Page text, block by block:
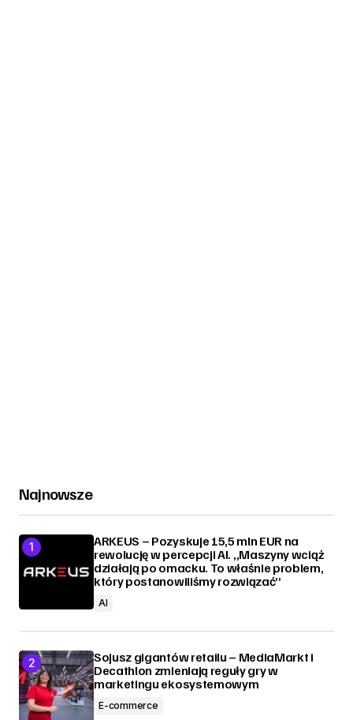
Najnowsze
ARKEUS – Pozyskuje 15,5 mln EUR na
rewolucję w percepcji AI. „Maszyny wciąż
działają po omacku. To właśnie problem,
który postanowiliśmy rozwiązać”
AI
Sojusz gigantów retailu – MediaMarkt i
Decathlon zmieniają reguły gry w
marketingu ekosystemowym
E-commerce